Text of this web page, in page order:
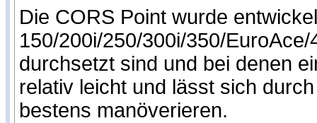
Die CORS Point wurde
150/200i/250/300i/350/
durchsetzt sind und bei denen
relativ leicht und lässt sich
bestens manöverieren.